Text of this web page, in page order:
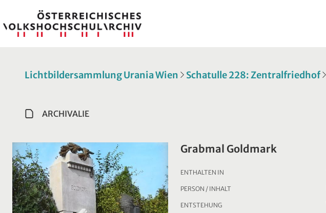
Lichtbildersammlung Urania Wien Schatulle 228: Zentralfriedhof
ARCHIVALIE
Grabmal Goldmark
ENTHALTEN IN
PERSON / INHALT
ENTSTEHUNG